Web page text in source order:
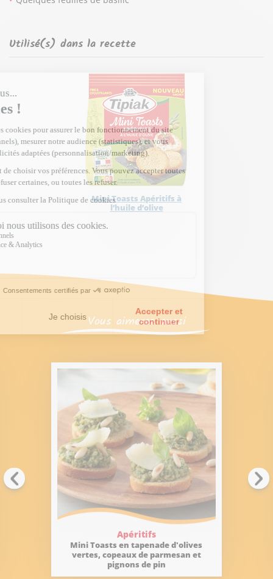
Utilisé(s) dans la recette
Mini Toasts Apéritifs à
l’huile d’olive
Vous aimerez aussi
Apéritifs
Mini Toasts en tapenade d'olives
vertes, copeaux de parmesan et
pignons de pin